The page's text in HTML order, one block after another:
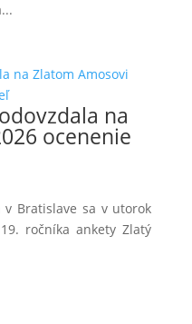
na
ocenenie
Bratislave sa v utorok
ročníka ankety Zlatý